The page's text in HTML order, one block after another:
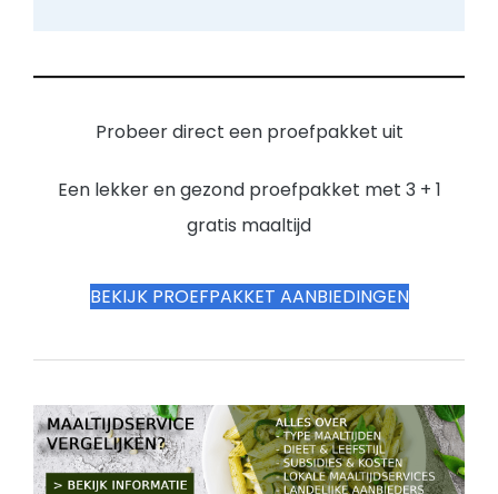
Probeer direct een proefpakket uit
Een lekker en gezond proefpakket met 3 + 1
gratis maaltijd
BEKIJK PROEFPAKKET AANBIEDINGEN